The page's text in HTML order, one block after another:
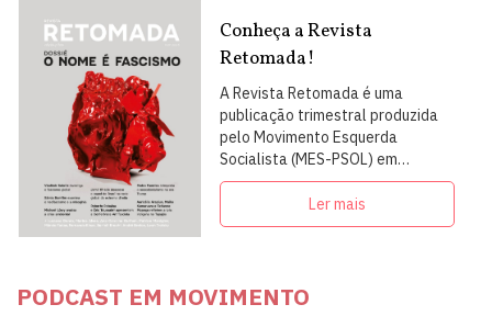
Conheça a Revista
Retomada!
A Revista Retomada é uma
publicação trimestral produzida
pelo Movimento Esquerda
Socialista (MES-PSOL) em
articulação com intelectuais,
militantes e artistas
Ler mais
PODCAST EM MOVIMENTO